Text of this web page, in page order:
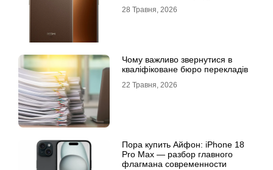
28 Травня, 2026
Чому важливо звернутися в
кваліфіковане бюро перекладів
22 Травня, 2026
Пора купить Айфон: iPhone 18
Pro Max — разбор главного
флагмана современности